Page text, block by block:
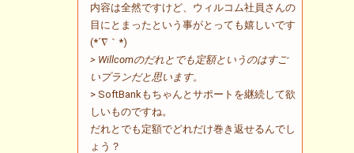
内容は全然ですけど、ウィルコム社員さんの
目にとまったという事がとっても嬉しいです
(*´∇｀*)
> Willcomのだれとでも定額というのはすご
いプランだと思います。
> SoftBankもちゃんとサポートを継続して欲
しいものですね。
だれとでも定額でどれだけ巻き返せるんでし
ょう？